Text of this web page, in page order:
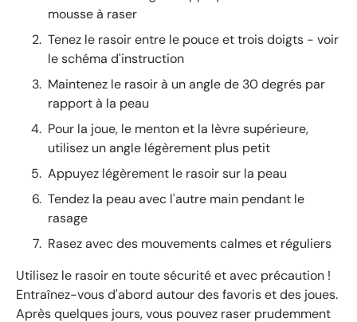
e
e
4
6
t
o
l
e
u
5
p
a
mousse à raser
Tenez le rasoir entre le pouce et trois doigts - voir
le schéma d'instruction
Maintenez le rasoir à un angle de 30 degrés par
rapport à la peau
Pour la joue, le menton et la lèvre supérieure,
utilisez un angle légèrement plus petit
Appuyez légèrement le rasoir sur la peau
Tendez la peau avec l'autre main pendant le
rasage
Rasez avec des mouvements calmes et réguliers
Utilisez le rasoir en toute sécurité et avec précaution !
Entraînez-vous d'abord autour des favoris et des joues.
Après quelques jours, vous pouvez raser prudemment